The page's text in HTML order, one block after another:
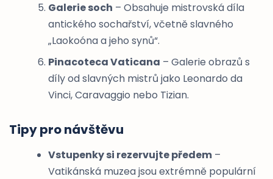
Galerie soch – Obsahuje mistrovská díla
antického sochařství, včetně slavného
„Laokoóna a jeho synů“.
Pinacoteca Vaticana – Galerie obrazů s
díly od slavných mistrů jako Leonardo da
Vinci, Caravaggio nebo Tizian.
Tipy pro návštěvu
Vstupenky si rezervujte předem –
Vatikánská muzea jsou extrémně populární